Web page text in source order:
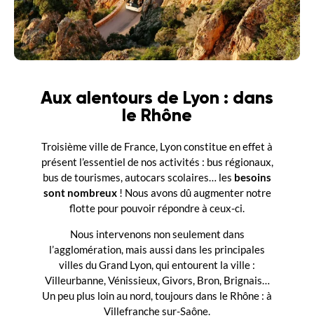
Aux alentours de Lyon : dans
le Rhône
Troisième ville de France, Lyon constitue en effet à
présent l’essentiel de nos activités : bus régionaux,
bus de tourismes, autocars scolaires… les besoins
sont nombreux! Nous avons dû augmenter notre
flotte pour pouvoir répondre à ceux-ci.
Nous intervenons non seulement dans
l’agglomération, mais aussi dans les principales
villes du Grand Lyon, qui entourent la ville :
Villeurbanne, Vénissieux, Givors, Bron, Brignais…
Un peu plus loin au nord, toujours dans le Rhône : à
Villefranche sur-Saône.